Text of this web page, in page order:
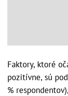
Faktory, ktoré
pozitívne, sú
%